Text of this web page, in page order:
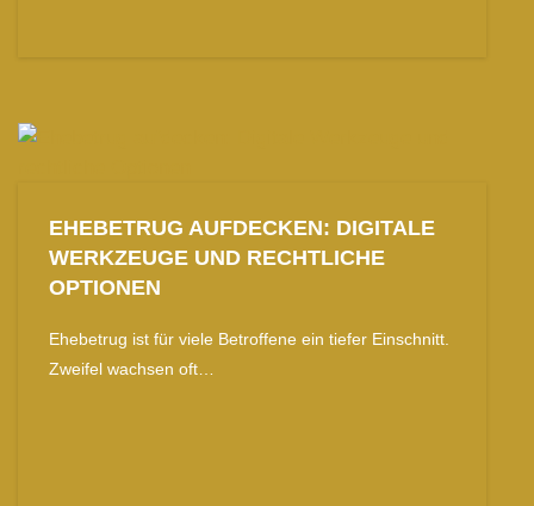
EHEBETRUG AUFDECKEN: DIGITALE
WERKZEUGE UND RECHTLICHE
OPTIONEN
Ehebetrug ist für viele Betroffene ein tiefer Einschnitt.
Zweifel wachsen oft…